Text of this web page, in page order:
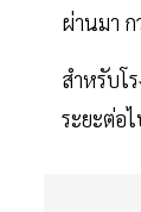
ผ่านมา ก
สำหรับโ
ระยะต่อ